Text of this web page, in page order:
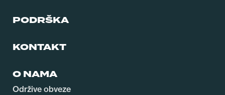
PODRŠKA
KONTAKT
O NAMA
Održive obveze